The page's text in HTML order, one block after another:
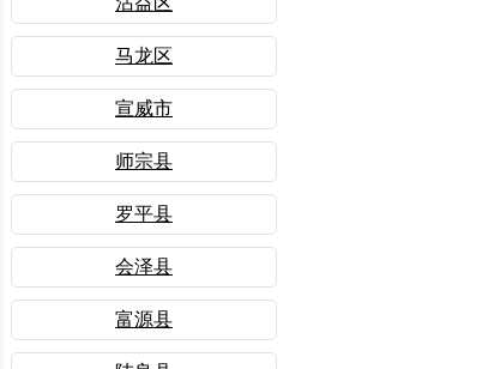
马龙区
宣威市
师宗县
罗平县
会泽县
富源县